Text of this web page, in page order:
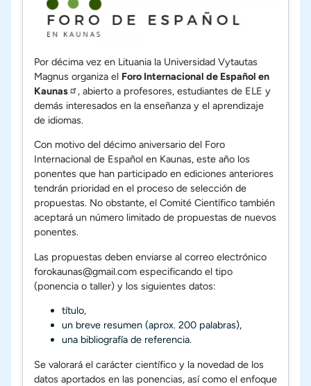
Por décima vez en Lituania la Universidad Vytautas
Magnus organiza el Foro Internacional de Español en
Kaunas
, abierto a profesores, estudiantes de ELE y
demás interesados en la enseñanza y el aprendizaje
de idiomas.
Con motivo del décimo aniversario del Foro
Internacional de Español en Kaunas, este año los
ponentes que han participado en ediciones anteriores
tendrán prioridad en el proceso de selección de
propuestas. No obstante, el Comité Científico también
aceptará un número limitado de propuestas de nuevos
ponentes.
Las propuestas deben enviarse al correo electrónico
forokaunas@gmail.com especificando el tipo
(ponencia o taller) y los siguientes datos:
título,
un breve resumen (aprox. 200 palabras),
una bibliografía de referencia.
Se valorará el carácter científico y la novedad de los
datos aportados en las ponencias, así como el enfoque